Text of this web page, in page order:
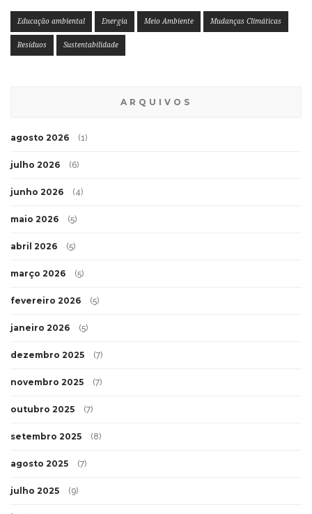
Educação ambiental Energia Meio Ambiente Mudanças Climáticas
Resíduos Sustentabilidade
ARQUIVOS
agosto 2026 (1)
julho 2026 (6)
junho 2026 (4)
maio 2026 (5)
abril 2026 (5)
março 2026 (5)
fevereiro 2026 (5)
janeiro 2026 (5)
dezembro 2025 (7)
novembro 2025 (7)
outubro 2025 (7)
setembro 2025 (8)
agosto 2025 (7)
julho 2025 (9)